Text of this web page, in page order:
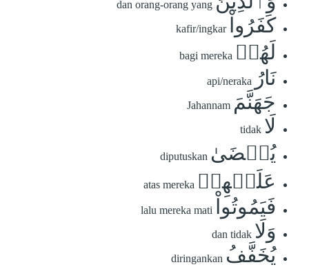
dan orang-orang yang
كَفَرُواْ kafir/ingkar
لَهُمۡ bagi mereka
نَارُ api/neraka
جَهَنَّمَ Jahannam
لَا tidak
يُقۡضَىٰ diputuskan
عَلَيۡهِمۡ atas mereka
فَيَمُوتُواْ lalu mereka mati
وَلَا dan tidak
يُخَفَّفُ diringankan